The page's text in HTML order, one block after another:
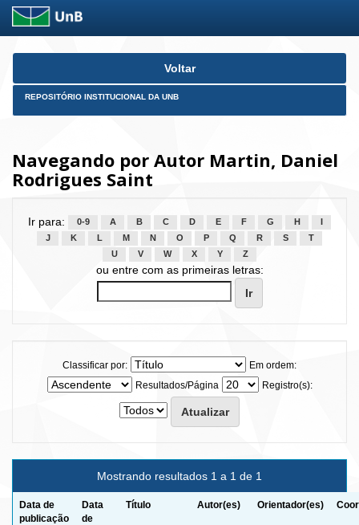
Skip
Voltar
REPOSITÓRIO INSTITUCIONAL DA UNB
Navegando por Autor Martin, Daniel
Rodrigues Saint
Ir para: 0-9 A B C D E F G H
J
K L M N O P Q R S
T
U
V W X Y Z
ou entre com as primeiras letras:
Classificar por:
Em ordem:
Resultados/Página
Registro(s):
Mostrando resultados 1 a 1 de 1
Data de
publicação
Data
de
Título Autor(es) Orientador(es)